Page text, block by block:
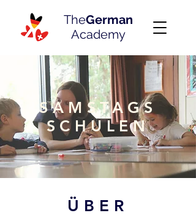
TheGerman
Academy
SAMSTAGS
SCHULEN
ÜBER